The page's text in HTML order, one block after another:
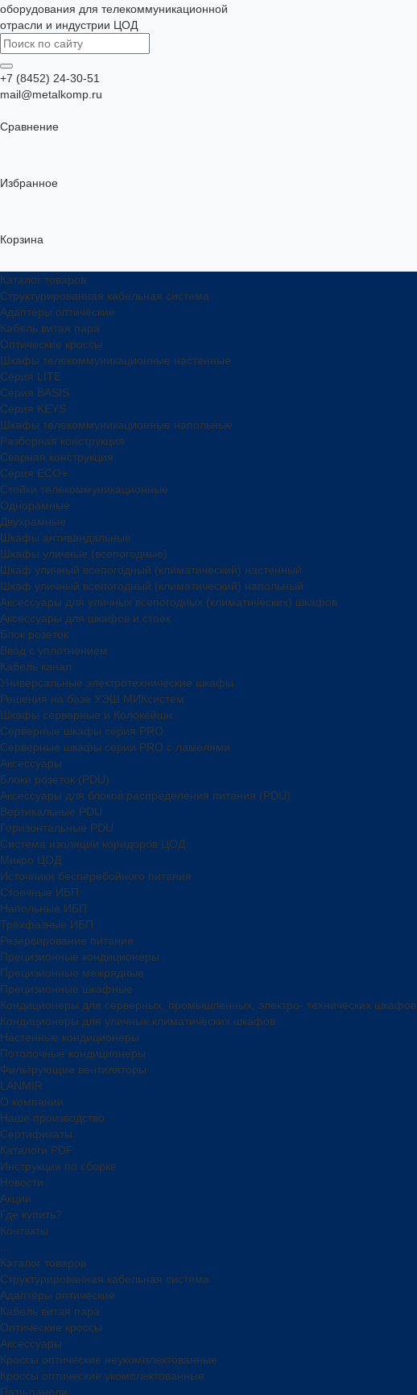
оборудования для телекоммуникационной
отрасли и индустрии ЦОД
+7 (8452) 24-30-51
mail@metalkomp.ru
Сравнение
Избранное
Корзина
Каталог товаров
Структурированная кабельная система
Адаптеры оптические
Кабель витая пара
Оптические кроссы
Шкафы телекоммуникационные настенные
Cерия LITE
Cерия BASIS
Cерия KEYS
Шкафы телекоммуникационные напольные
Разборная конструкция
Сварная конструкция
Серия ECO+
Стойки телекоммуникационные
Однорамные
Двухрамные
Шкафы антивандальные
Шкафы уличные (всепогодные)
Шкаф уличный всепогодный (климатический) настенный
Шкаф уличный всепогодный (климатический) напольный
Аксессуары для уличных всепогодных (климатических) шкафов
Аксессуары для шкафов и стоек
Блок розеток
Ввод с уплотнением
Кабель канал
Универсальные электротехнические шкафы
Решения на базе УЭШ МИКсистем
Шкафы серверные и Колокейшн
Серверные шкафы серия PRO
Серверные шкафы серии PRO с ламелями
Аксессуары
Блоки розеток (PDU)
Аксессуары для блоков распределения питания (PDU)
Вертикальные PDU
Горизонтальные PDU
Система изоляции коридоров ЦОД
Микро ЦОД
Источники бесперебойного питания
Стоечные ИБП
Напольные ИБП
Трёхфазные ИБП
Резервирование питания
Прецизионные кондиционеры
Прецизионные межрядные
Прецизионные шкафные
Кондиционеры для серверных, промышленных, электро- технических шкафов
Кондиционеры для уличных климатических шкафов
Настенные кондиционеры
Потолочные кондиционеры
Фильтрующие вентиляторы
LANMIR
О компании
Наше производство
Сертификаты
Каталоги PDF
Инструкции по сборке
Новости
Акции
Где купить?
Контакты
Каталог товаров
Структурированная кабельная система
Адаптеры оптические
Кабель витая пара
Оптические кроссы
Аксессуары
Кроссы оптические неукомплектованные
Кроссы оптические укомплектованные
Патч-панели